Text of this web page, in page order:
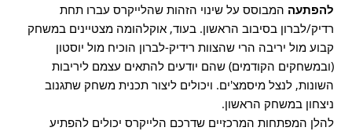
להפתעה המבוסס על שינוי הזהות שהלייקרס עברו תחת
רדיק/לברון בסיבוב הראשון. בעוד, אוקלהומה מצטיינים במשחק
קבוע מול יריבה הרי שהצוות רידיק-לברון הוכיח מול יוסטון
(ובמשחקים הקודמים) שהם יודעים להתאים עצמם ליריבות
השונות, לנצל מיסמצ'ים. ויכולים ליצור תכנית משחק שתגנוב
ניצחון במשחק הראשון.
להלן המפתחות המרכזיים שדרכם הלייקרס יכולים להפתיע